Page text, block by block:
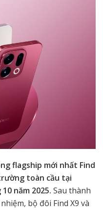
flagship mới nhất Find
toàn cầu tại
năm 2025. Sau thành
bộ đôi Find X9 và